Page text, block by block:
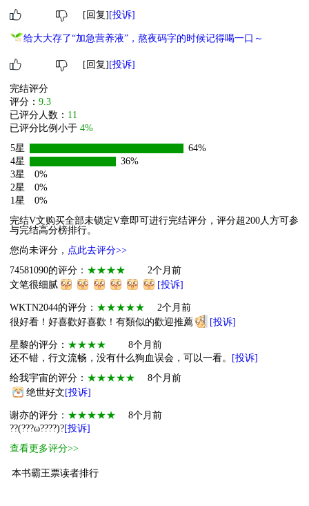
[回复] [投诉]
给大大存了“加急营养液”，熬夜码字的时候记得喝一口～
[回复] [投诉]
完结评分
评分： 9.3
已评分人数： 11
已评分比例小于 4%
5星
64%
4星
36%
3星
0%
2星
0%
1星
0%
完结V文购买全部未锁定V章即可进行完结评分，评分超200人方可参
与完结高分榜排行。
您尚未评分， 点此去评分>>
74581090的评分： ★★★★
2个月前
文笔很细腻
[投诉]
WKTN2044的评分： ★★★★★
2个月前
很好看！好喜歡好喜歡！有類似的歡迎推薦
[投诉]
星黎的评分： ★★★★
8个月前
还不错，行文流畅，没有什么狗血误会，可以一看。
[投诉]
给我宇宙的评分： ★★★★★
8个月前
绝世好文 [投诉]
谢亦的评分： ★★★★★
8个月前
??(???ω????)?[投诉]
查看更多评分>>
本书霸王票读者排行